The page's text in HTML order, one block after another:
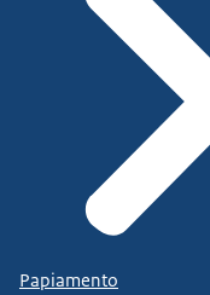
Papiamento